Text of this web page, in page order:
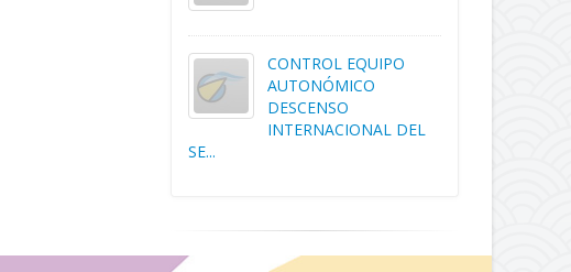
CONTROL EQUIPO
AUTONÓMICO
DESCENSO
INTERNACIONAL DEL
SE...